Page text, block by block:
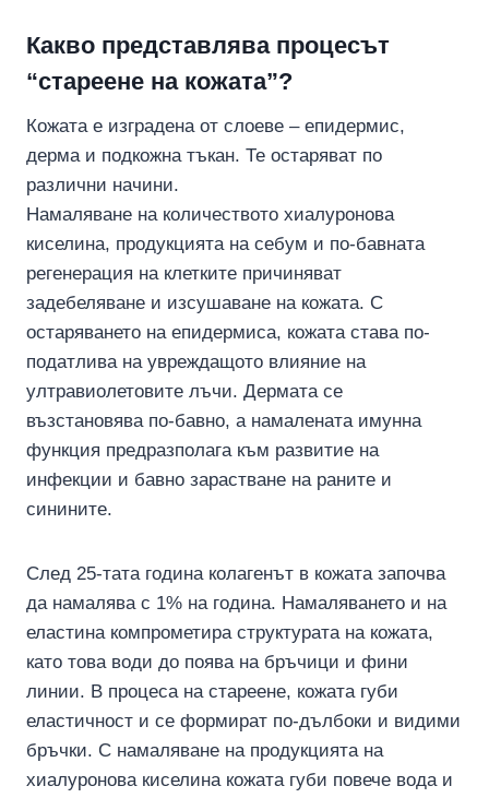
Какво представлява процесът
“стареене на кожата”?
Кожата е изградена от слоеве – епидермис,
дерма и подкожна тъкан. Те остаряват по
различни начини.
Намаляване на количеството хиалуронова
киселина, продукцията на себум и по-бавната
регенерация на клетките причиняват
задебеляване и изсушаване на кожата. С
остаряването на епидермиса, кожата става по-
податлива на увреждащото влияние на
ултравиолетовите лъчи. Дермата се
възстановява по-бавно, а намалената имунна
функция предразполага към развитие на
инфекции и бавно зарастване на раните и
синините.
След 25-тата година колагенът в кожата започва
да намалява с 1% на година. Намаляването и на
еластина компрометира структурата на кожата,
като това води до поява на бръчици и фини
линии. В процеса на стареене, кожата губи
еластичност и се формират по-дълбоки и видими
бръчки. С намаляване на продукцията на
хиалуронова киселина кожата губи повече вода и